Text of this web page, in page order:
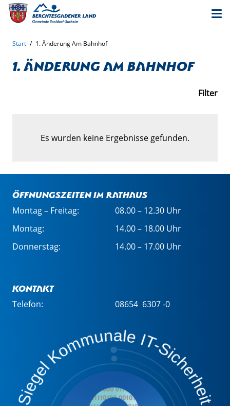
Start / 1. Änderung Am Bahnhof
1. Änderung Am Bahnhof
Filter
Es wurden keine Ergebnisse gefunden.
Öffnungszeiten im Rathaus
Montag – Freitag:
08.00 – 12.30 Uhr
Montag:
14.00 – 18.00 Uhr
Donnerstag:
14.00 – 17.00 Uhr
Kontakt
Telefon: 08654 6307 -0